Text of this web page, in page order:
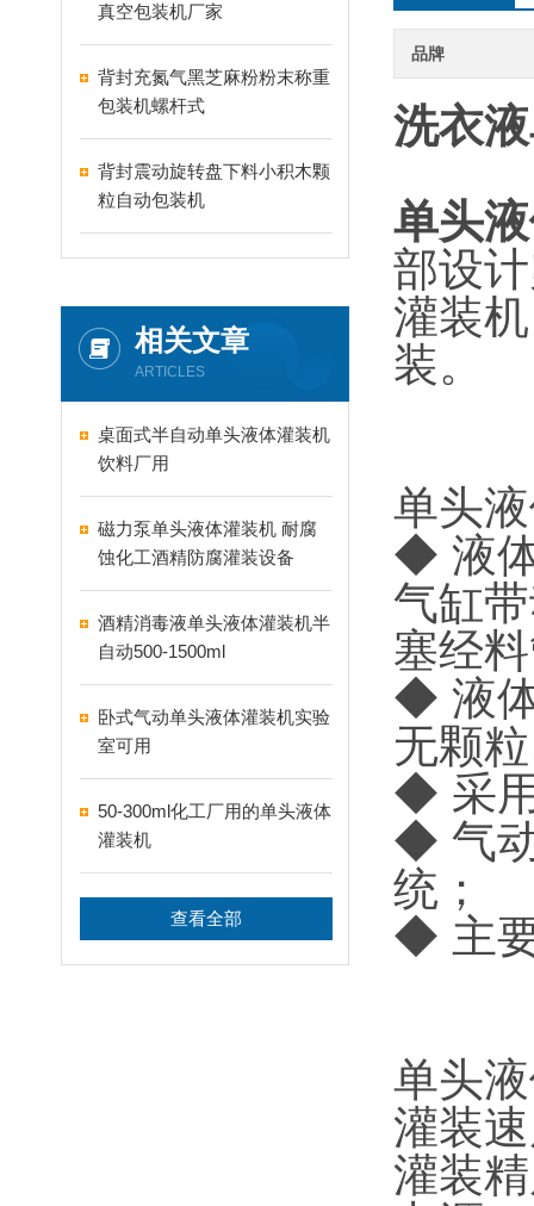
真空包装机厂家
背封充氮气黑芝麻粉粉末称重
包装机螺杆式
背封震动旋转盘下料小积木颗
粒自动包装机
相关文章
ARTICLES
桌面式半自动单头液体灌装机
饮料厂用
磁力泵单头液体灌装机 耐腐
蚀化工酒精防腐灌装设备
酒精消毒液单头液体灌装机半
自动500-1500ml
卧式气动单头液体灌装机实验
室可用
50-300ml化工厂用的单头液体
灌装机
查看全部
品牌
洗衣
单头
部设
灌装
装。
单头
◆ 液
气缸
塞经
◆ 液
无颗
◆ 采
◆ 气
统；
◆ 主
单头
灌装
灌装